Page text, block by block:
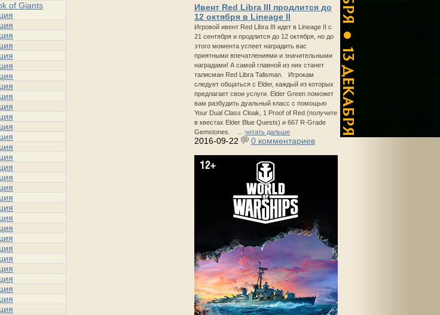
Ивент Red Libra III продлится до
12 октября в Lineage II
Игровой ивент Red Libra III идет в Lineage II с
21 сентября и продлится до 12 октября, но до
этого момента успеет наградить вас
приятными впечатлениями и значительными
наградами! А самой главной из них станет
талисман Red Libra Talisman. Игрокам
следует общаться с Elder, каждый из которых
предлагает свои услуги. Elder Green поможет
вам разбудить дуальный класс с помощью
Your Dual Class Cloak, 1 Proof of Red (получите
в квестах Elder Blue Quests) и 667 R-Grade
Gemstones. ... читать дальше
2016-09-22 0 комментариев
of Giants